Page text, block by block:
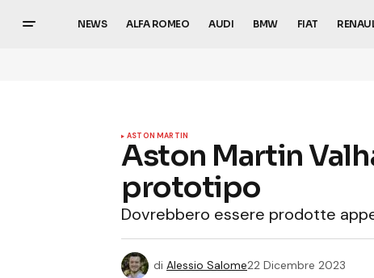
NEWS ALFA ROMEO AUDI BMW FIAT
ASTON MARTIN
Aston Martin
prototipo
Dovrebbero essere prodotte
di Alessio Salome22 Dicembre 2023